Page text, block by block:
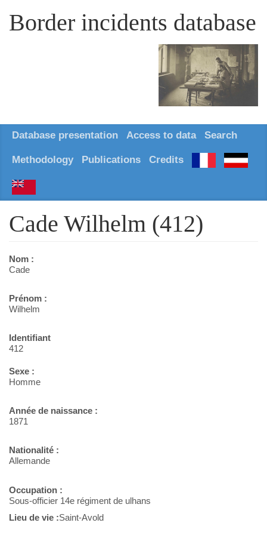
Border incidents database
Database presentation Access to data Search
Methodology Publications Credits
Cade Wilhelm (412)
Nom :
Cade
Prénom :
Wilhelm
Identifiant
412
Sexe :
Homme
Année de naissance :
1871
Nationalité :
Allemande
Occupation :
Sous-officier 14e régiment de ulhans
Lieu de vie :Saint-Avold